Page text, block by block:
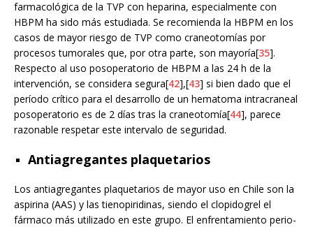
farmacológica de la TVP con heparina, especialmente con
HBPM ha sido más estudiada. Se recomienda la HBPM en los
casos de mayor riesgo de TVP como craneotomías por
procesos tumorales que, por otra parte, son mayoría[35].
Respecto al uso posoperatorio de HBPM a las 24 h de la
intervención, se considera segura[42],[43] si bien dado que el
período crítico para el desarrollo de un hematoma intracraneal
posoperatorio es de 2 días tras la craneotomía[44], parece
razonable respetar este intervalo de seguridad.
Antiagregantes plaquetarios
Los antiagregantes plaquetarios de mayor uso en Chile son la
aspirina (AAS) y las tienopiridinas, siendo el clopidogrel el
fármaco más utilizado en este grupo. El enfrentamiento perio-